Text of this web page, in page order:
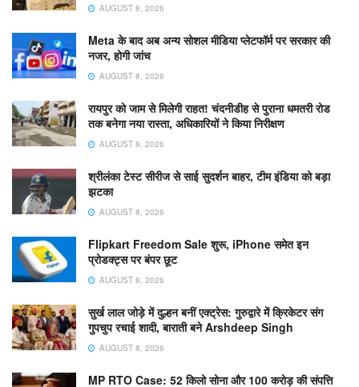
AUGUST 8, 2026
Meta के बाद अब अन्य सोशल मीडिया प्लेटफॉर्म पर सरकार की
नजर, होगी जांच
AUGUST 8, 2026
रायपुर को जाम से मिलेगी राहत! चंदनीडीह से पुराना धमतरी रोड
तक बनेगा नया रास्ता, अधिकारियों ने किया निरीक्षण
AUGUST 8, 2026
श्रीलंका टेस्ट सीरीज से साई सुदर्शन बाहर, टीम इंडिया को बड़ा
झटका
AUGUST 8, 2026
Flipkart Freedom Sale शुरू, iPhone समेत इन
प्रोडक्ट्स पर बंपर छूट
AUGUST 8, 2026
सुर्ख लाल जोड़े में दुल्हन बनीं एक्ट्रेस: गुरुद्वारे में क्रिकेटर संग
गुपचुप रचाई शादी, बाराती बने Arshdeep Singh
AUGUST 8, 2026
MP RTO Case: 52 किलो सोना और 100 करोड़ की संपत्ति